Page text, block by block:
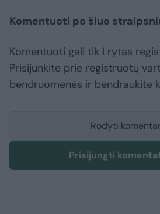
Komentuoti po šiuo
Komentuoti gali tik Lrytas
Prisijunkite prie registruotų
bendruomenės ir bendraukite
Rodyti
Prisijungti